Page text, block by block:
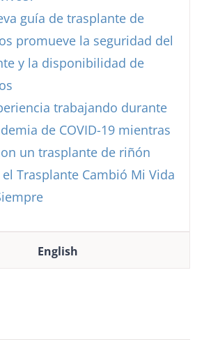
guía de trasplante de
promueve la seguridad del
y la disponibilidad de
trabajando durante
de COVID-19 mientras
un trasplante de riñón
Trasplante Cambió Mi Vida
English